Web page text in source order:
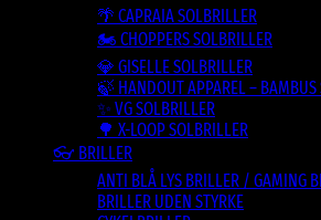
🌴 CAPRAIA SOLBRILLER
🏍️ CHOPPERS SOLBRILLER
💎 GISELLE SOLBRILLER
🍃 HANDOUT APPAREL – BAMBUS
✨ VG SOLBRILLER
🌳 X-LOOP SOLBRILLER
👓 BRILLER
ANTI BLÅ LYS BRILLER / GAMING
BRILLER UDEN STYRKE